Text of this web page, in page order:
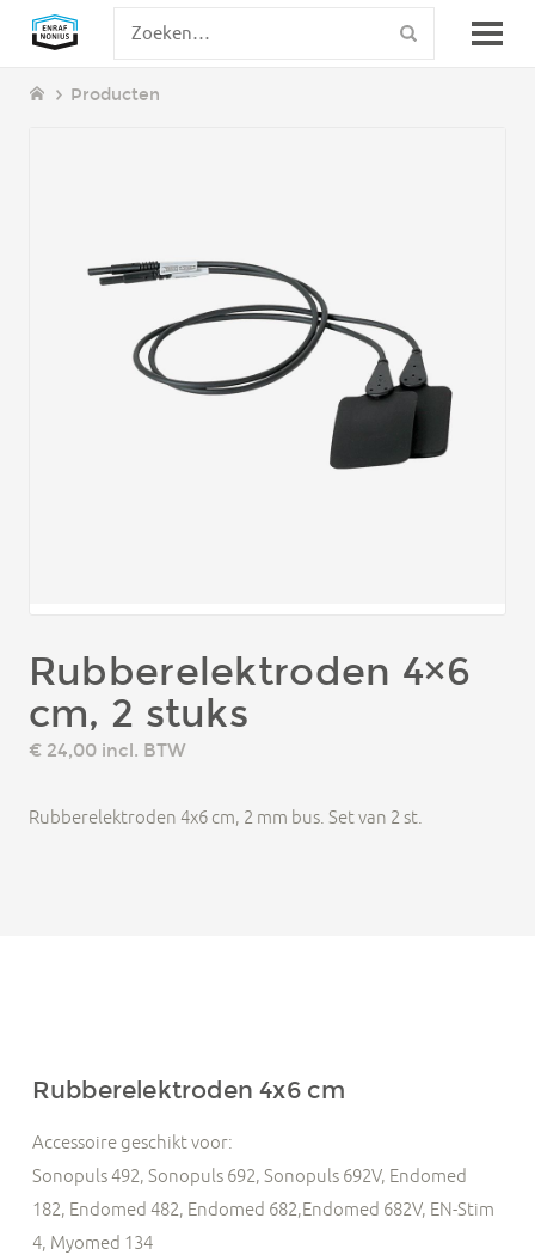
Producten
Rubberelektroden 4×6
cm, 2 stuks
€ 24,00 incl. BTW
Rubberelektroden 4x6 cm, 2 mm bus. Set van 2 st.
Rubberelektroden 4x6 cm
Accessoire geschikt voor:
Sonopuls 492, Sonopuls 692, Sonopuls 692V, Endomed
182, Endomed 482, Endomed 682,Endomed 682V, EN-Stim
4, Myomed 134